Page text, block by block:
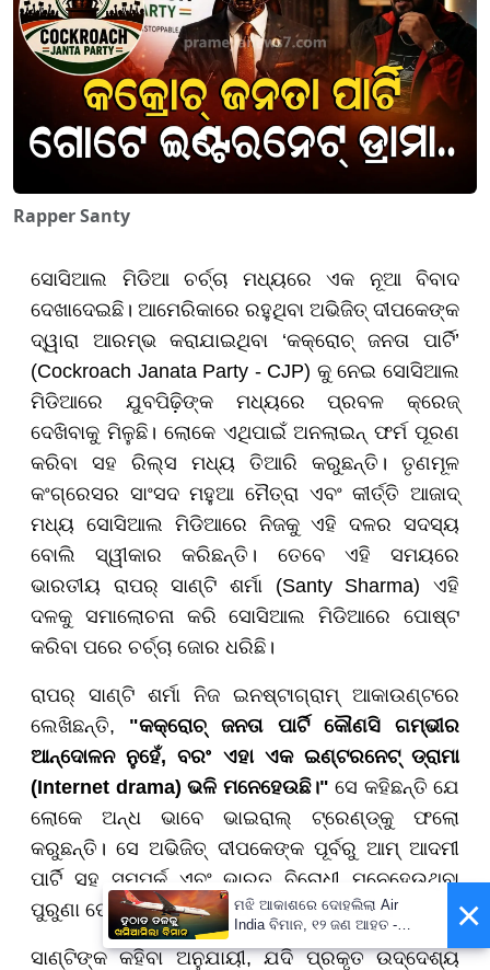
Rapper Santy
ସୋସିଆଲ ମିଡିଆ ଚର୍ଚ୍ଚା ମଧ୍ୟରେ ଏକ ନୂଆ ବିବାଦ
ଦେଖାଦେଇଛି। ଆମେରିକାରେ ରହୁଥିବା ଅଭିଜିତ୍ ଦୀପକେଙ୍କ
ଦ୍ୱାରା ଆରମ୍ଭ କରାଯାଇଥିବା ‘କକ୍ରୋଚ୍ ଜନତା ପାର୍ଟି’
(Cockroach Janata Party - CJP) କୁ ନେଇ ସୋସିଆଲ
ମିଡିଆରେ ଯୁବପିଢ଼ିଙ୍କ ମଧ୍ୟରେ ପ୍ରବଳ କ୍ରେଜ୍
ଦେଖିବାକୁ ମିଳୁଛି। ଲୋକେ ଏଥିପାଇଁ ଅନଲାଇନ୍ ଫର୍ମ ପୂରଣ
କରିବା ସହ ରିଲ୍ସ ମଧ୍ୟ ତିଆରି କରୁଛନ୍ତି। ତୃଣମୂଳ
କଂଗ୍ରେସର ସାଂସଦ ମହୁଆ ମୈତ୍ରା ଏବଂ କୀର୍ତ୍ତି ଆଜାଦ୍
ମଧ୍ୟ ସୋସିଆଲ ମିଡିଆରେ ନିଜକୁ ଏହି ଦଳର ସଦସ୍ୟ
ବୋଲି ସ୍ୱୀକାର କରିଛନ୍ତି। ତେବେ ଏହି ସମୟରେ
ଭାରତୀୟ ରାପର୍ ସାଣ୍ଟି ଶର୍ମା (Santy Sharma) ଏହି
ଦଳକୁ ସମାଲୋଚନା କରି ସୋସିଆଲ ମିଡିଆରେ ପୋଷ୍ଟ
କରିବା ପରେ ଚର୍ଚ୍ଚା ଜୋର ଧରିଛି।
ରାପର୍ ସାଣ୍ଟି ଶର୍ମା ନିଜ ଇନଷ୍ଟାଗ୍ରାମ୍ ଆକାଉଣ୍ଟରେ
ଲେଖିଛନ୍ତି, "କକ୍ରୋଚ୍ ଜନତା ପାର୍ଟି କୌଣସି ଗମ୍ଭୀର
ଆନ୍ଦୋଳନ ନୁହେଁ, ବରଂ ଏହା ଏକ ଇଣ୍ଟରନେଟ୍ ଡ୍ରାମା
(Internet drama) ଭଳି ମନେହେଉଛି।" ସେ କହିଛନ୍ତି ଯେ
ଲୋକେ ଅନ୍ଧ ଭାବେ ଭାଇରାଲ୍ ଟ୍ରେଣ୍ଡ୍‌କୁ ଫଲୋ
କରୁଛନ୍ତି। ସେ ଅଭିଜିତ୍ ଦୀପକେଙ୍କ ପୂର୍ବରୁ ଆମ୍ ଆଦମୀ
ପାର୍ଟି ସହ ସମ୍ପର୍କ ଏବଂ ଭାରତ ବିରୋଧୀ ମନେହେଉଥିବା
ପୁରୁଣା ପୋଷ୍ଟଗୁଡ଼ିକୁ ନେଇ ପ୍ରଶ୍ନ ଉଠାଇଛନ୍ତି।
ସାଣ୍ଟିଙ୍କ କହିବା ଅନୁଯାୟୀ, ଯଦି ପ୍ରକୃତ ଉଦ୍ଦେଶ୍ୟ
×
ମଝି ଆକାଶରେ ଦୋହଲିଲା Air
India ବିମାନ, ୧୨ ଜଣ ଆହତ -